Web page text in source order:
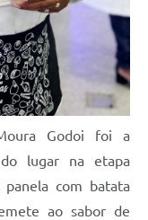
Godoi foi a
lugar na etapa
com batata
ao sabor de